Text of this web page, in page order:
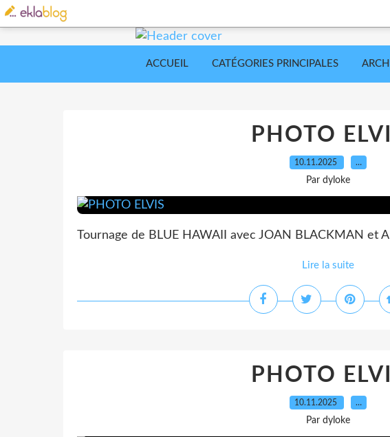
ACCUEIL CATÉGORIES PRINCIPALES
PHOTO
10.11.2025 …
Par dyloke
Tournage de BLUE HAWAII avec JOAN BLACKMAN et
Lire la suite
PHOTO
10.11.2025 …
Par dyloke